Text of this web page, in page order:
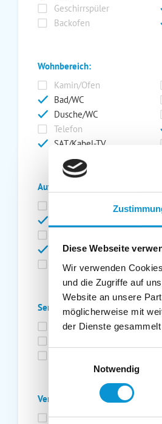
Diese Webseite
Wir verwenden
und die Zugriffe auf
Website an unsere
möglicherweise mit
der Dienste gesammelt
Notwendig
Geschirrspüler
Backofen
Wohnbereich:
Kamin/Ofen
Bad/WC
Dusche/WC
Telefon
SAT/Kabel-TV
Außenanlage:
Garten/Liegewiese
Terrasse
Balkon
Service:
Bettwäsche inkl.
Verpflegung:
Brötchenservice